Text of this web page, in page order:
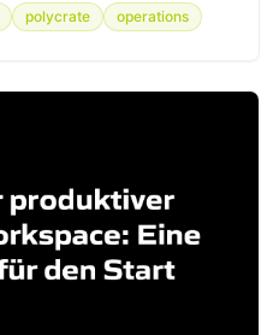
polycrate operations